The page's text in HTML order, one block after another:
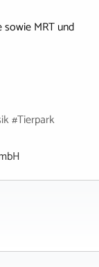
MRT und
#Tierpark